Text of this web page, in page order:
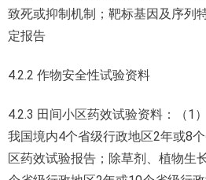
致死或抑制机制；靶标基因及序列
定报告
4.2.2 作物安全性试验资料
4.2.3 田间小区药效试验资料：（1
我国境内4个省级行政地区2年或8
区药效试验报告；除草剂、植物生